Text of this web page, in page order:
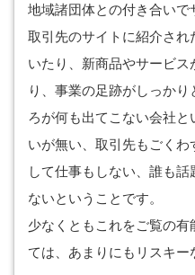
地域諸団体との付き合いで
取引先のサイトに紹介さ
いたり、新商品やサービ
り、事業の足跡がしっか
ろが何も出てこない会社
いが無い、取引先もごく
して仕事もしない、誰も
ないということです。
少なくともこれをご覧の
ては、あまりにもリスキー